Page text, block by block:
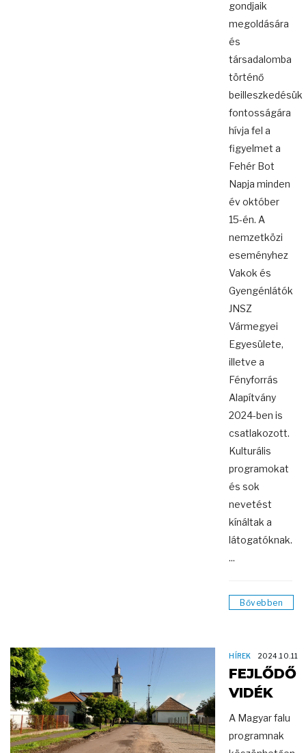
gondjaik
megoldására
és
társadalomba
történő
beilleszkedésük
fontosságára
hívja fel a
figyelmet a
Fehér Bot
Napja minden
év október
15-én. A
nemzetközi
eseményhez
Vakok és
Gyengénlátók
JNSZ
Vármegyei
Egyesülete,
illetve a
Fényforrás
Alapítvány
2024-ben is
csatlakozott.
Kulturális
programokat
és sok
nevetést
kínáltak a
látogatóknak.
...
Bővebben
HÍREK 2024.10.11
FEJLŐDŐ
VIDÉK
A Magyar falu
programnak